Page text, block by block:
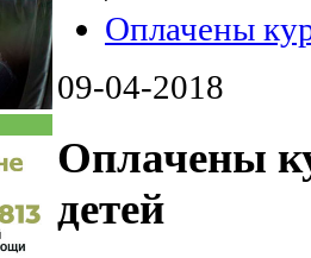
Оплачены
09-04-2018
Оплачены
детей